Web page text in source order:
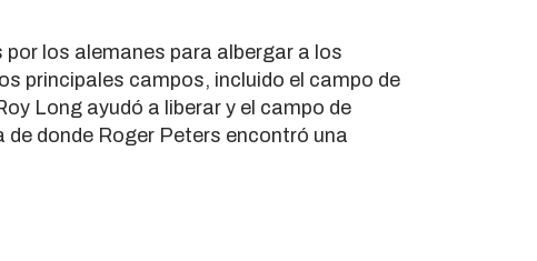
los alemanes para albergar a los
principales campos, incluido el campo de
Long ayudó a liberar y el campo de
donde Roger Peters encontró una